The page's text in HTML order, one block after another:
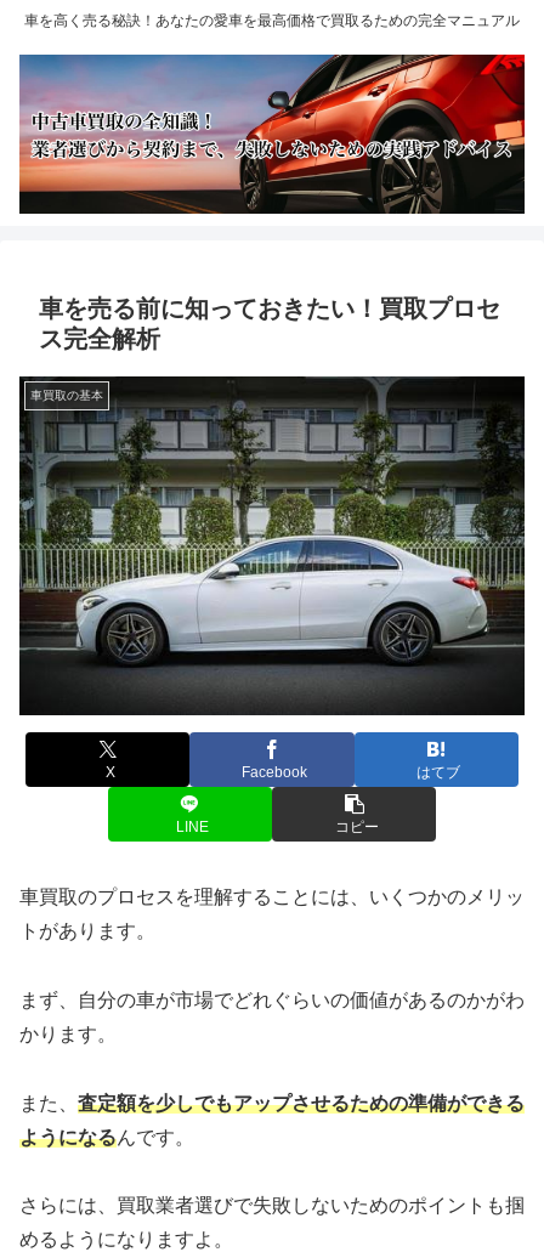
車を高く売る秘訣！あなたの愛車を最高価格で買取るための完全マニュアル
車を売る前に知っておきたい！買取プロセ
ス完全解析
車買取の基本
X Facebook はてブ
LINE コピー
車買取のプロセスを理解することには、いくつかのメリッ
トがあります。
まず、自分の車が市場でどれぐらいの価値があるのかがわ
かります。
また、 査定額を少しでもアップさせるための準備ができる
ようになるんです。
さらには、買取業者選びで失敗しないためのポイントも掴
めるようになりますよ。